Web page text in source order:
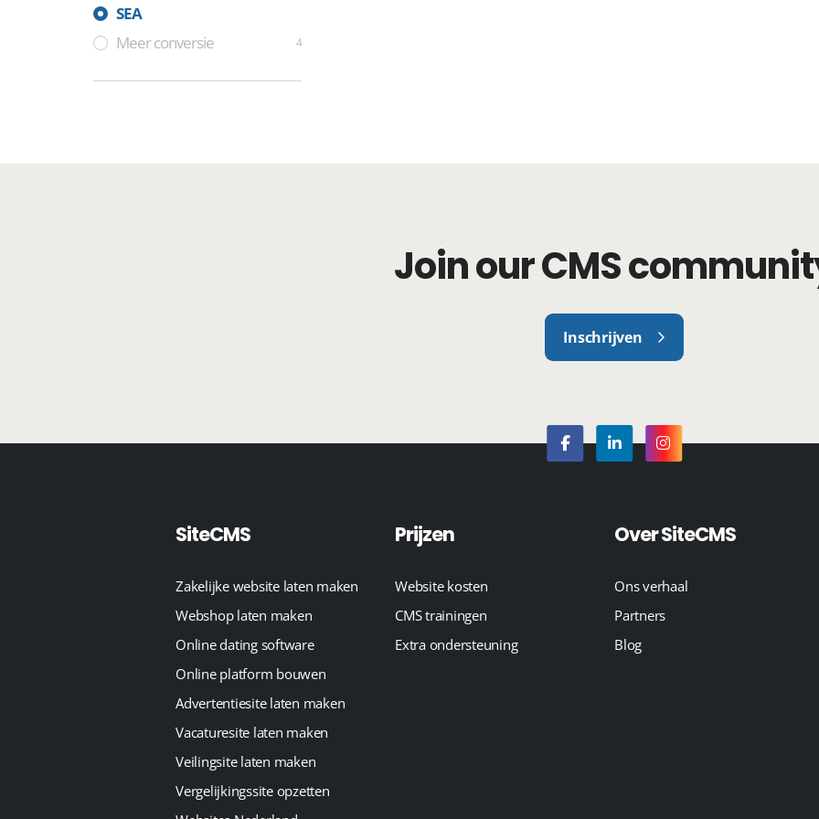
SEA
Meer conversie
4
Join our CMS
Inschrijven
SiteCMS
Zakelijke website laten maken
Webshop laten maken
Online dating software
Online platform bouwen
Advertentiesite laten maken
Vacaturesite laten maken
Veilingsite laten maken
Vergelijkingssite opzetten
Prijzen
Website kosten
CMS trainingen
Extra ondersteuning
Over SiteCMS
Ons verhaal
Partners
Blog